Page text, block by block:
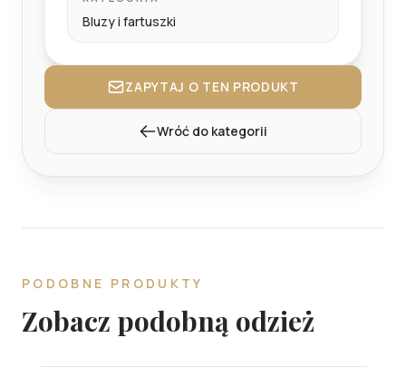
Bluzy i fartuszki
ZAPYTAJ O TEN PRODUKT
Wróć do kategorii
PODOBNE PRODUKTY
Zobacz podobną odzież